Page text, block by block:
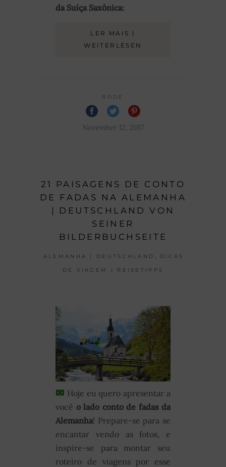
da Suíça Saxônica:
LER MAIS |
WEITERLESEN
RODE
November 12, 2017
21 PAISAGENS DE CONTO
DE FADAS NA ALEMANHA
| DEUTSCHLAND VON
SEINER
BILDERBUCHSEITE
ALEMANHA | DEUTSCHLAND DICAS
DE VIAGEM | REISETIPPS
Hoje eu quero apresentar a
você o lado conto de fadas da
Alemanha! Prepare-se para se
encantar vendo as fotos, e
inspire-se para montar seu
roteiro de viagens por esse